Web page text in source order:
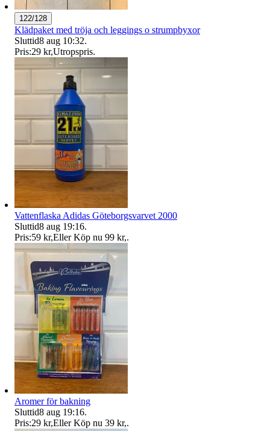
122/128
Klädpaket med tröja och leggings o strumpbyxor
Sluttid8 aug 10:32.
Pris:29 kr,Utropspris.
Vattenflaska Adidas Göteborgsvarvet 2000
Sluttid8 aug 19:16.
Pris:59 kr,Eller Köp nu 99 kr,.
Aromer för bakning
Sluttid8 aug 19:16.
Pris:29 kr,Eller Köp nu 39 kr,.